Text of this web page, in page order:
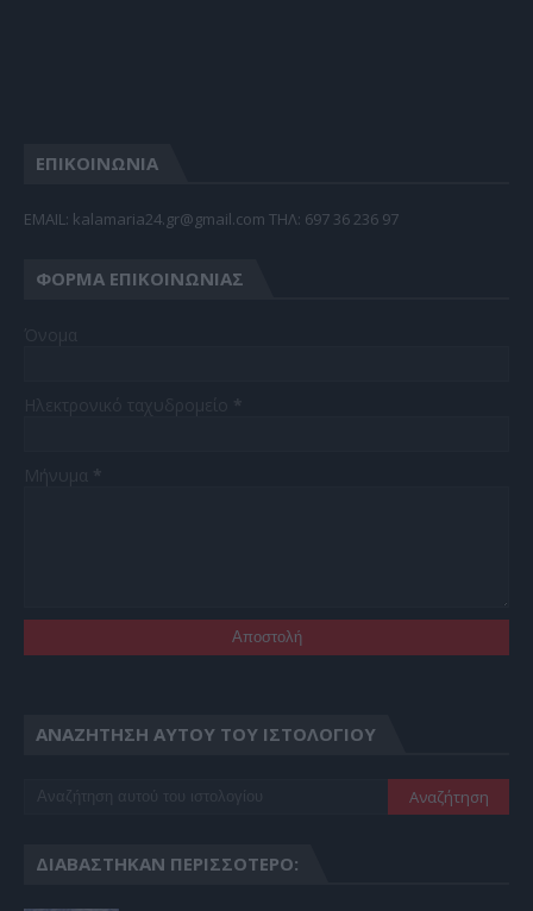
ΕΠΙΚΟΙΝΩΝΙΑ
EMAIL: kalamaria24.gr@gmail.com TΗΛ: 697 36 236 97
ΦΌΡΜΑ ΕΠΙΚΟΙΝΩΝΊΑΣ
ΑΝΑΖΉΤΗΣΗ ΑΥΤΟΎ ΤΟΥ ΙΣΤΟΛΟΓΊΟΥ
ΔΙΑΒΆΣΤΗΚΑΝ ΠΕΡΙΣΣΌΤΕΡΟ: